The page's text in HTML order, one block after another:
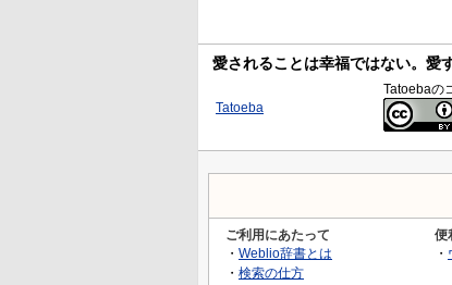
愛されることは幸福ではない。愛
Tatoeba
Tatoebaの
ご利用にあたって
・ Weblio辞書とは
・ 検索の仕方
便
・